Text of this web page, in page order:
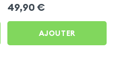
49,90 €
AJOUTER